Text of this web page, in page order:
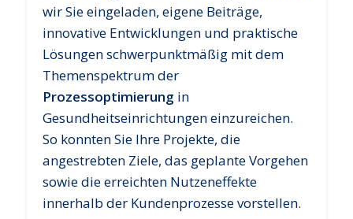
wir Sie eingeladen, eigene Beiträge,
innovative Entwicklungen und praktische
Lösungen schwerpunktmäßig mit dem
Themenspektrum der
Prozessoptimierung in
Gesundheitseinrichtungen einzureichen.
So konnten Sie Ihre Projekte, die
angestrebten Ziele, das geplante Vorgehen
sowie die erreichten Nutzeneffekte
innerhalb der Kundenprozesse vorstellen.